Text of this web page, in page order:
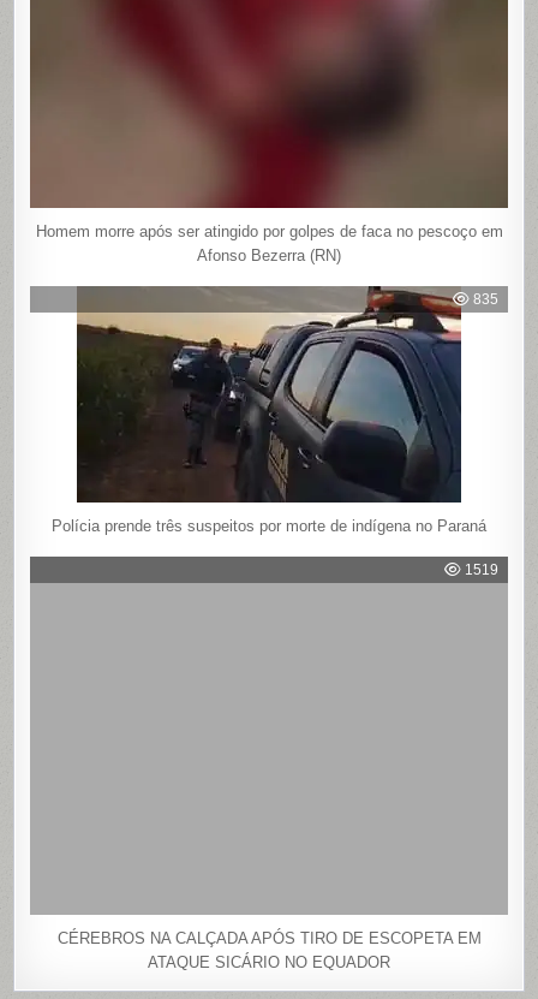
Homem morre após ser atingido por golpes de faca no pescoço em
Afonso Bezerra (RN)
835
Polícia prende três suspeitos por morte de indígena no Paraná
1519
CÉREBROS NA CALÇADA APÓS TIRO DE ESCOPETA EM
ATAQUE SICÁRIO NO EQUADOR